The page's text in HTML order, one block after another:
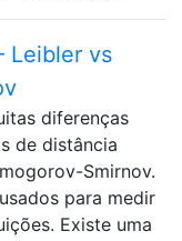
Leibler vs
diferenças
de distância
Smirnov.
​​para medir
Existe uma